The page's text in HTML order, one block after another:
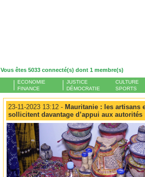
Vous êtes 5033 connecté(s) dont 1 membre(s)
ECONOMIE
FINANCE
JUSTICE
DÉMOCRATIE
CULTURE
SPORTS
23-11-2023 13:12 - Mauritanie : les artisans
sollicitent davantage d’appui aux autorités